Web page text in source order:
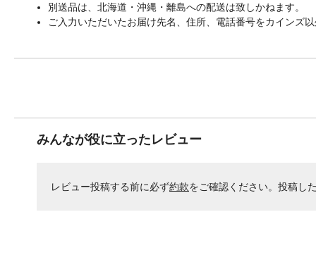
別送品は、北海道・沖縄・離島への配送は致しかねます。
ご入力いただいたお届け先名、住所、電話番号をカインズ
みんなが役に立ったレビュー
レビュー投稿する前に必ず約款をご確認ください。投稿し